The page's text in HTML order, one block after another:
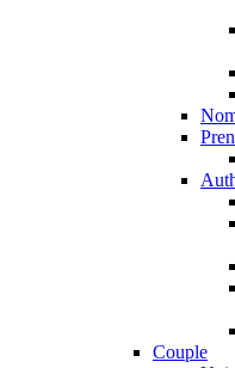
Couple